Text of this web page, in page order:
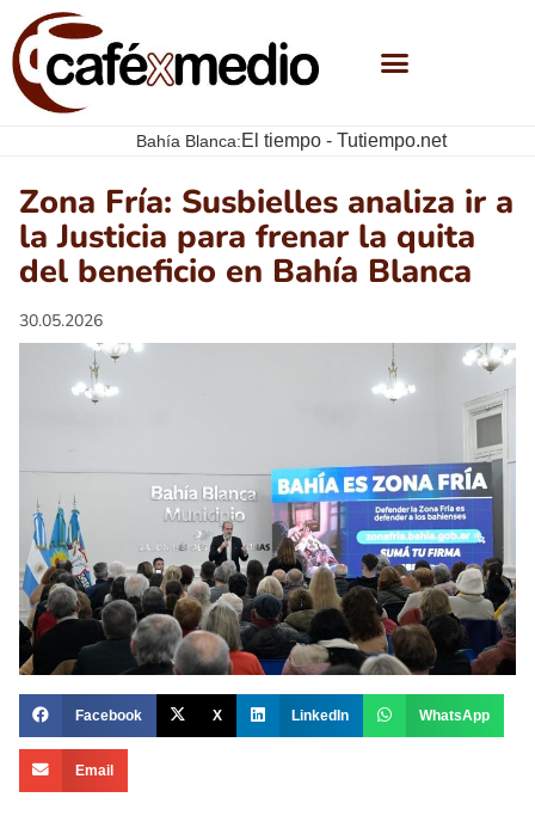
Bahía Blanca:El tiempo - Tutiempo.net
Zona Fría: Susbielles analiza ir a
la Justicia para frenar la quita
del beneficio en Bahía Blanca
30.05.2026
Facebook X LinkedIn WhatsApp
Email